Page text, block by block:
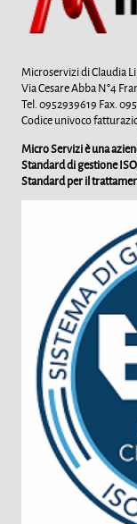
Microservizi di Claudia
Via Cesare Abba N°4
Tel. 0952939619 Fax.
Codice univoco
Micro Servizi è una
Standard di gestione
Standard per il